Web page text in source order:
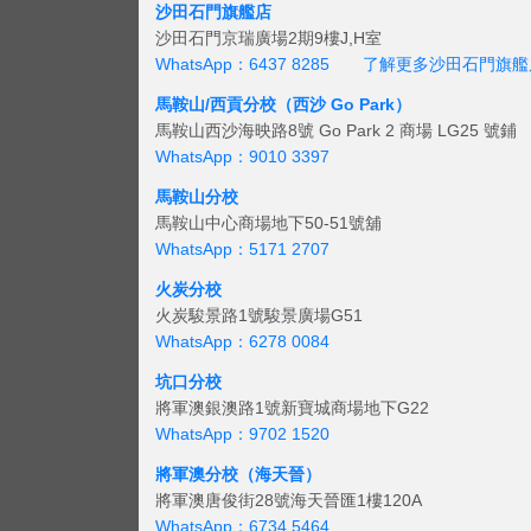
沙田石門旗艦店
沙田石門京瑞廣場2期9樓J,H室
WhatsApp：6437 8285
了解更多沙田石門旗
馬鞍山/西貢分校（西沙 Go Park）
馬鞍山西沙海映路8號 Go Park 2 商場 LG25 號鋪
WhatsApp：9010 3397
馬鞍山分校
馬鞍山中心商場地下50-51號舖
WhatsApp：5171 2707
火炭分校
火炭駿景路1號駿景廣場G51
WhatsApp：6278 0084
坑口分校
將軍澳銀澳路1號新寶城商場地下G22
WhatsApp：9702 1520
將軍澳分校（海天晉）
將軍澳唐俊街28號海天晉匯1樓120A
WhatsApp：6734 5464